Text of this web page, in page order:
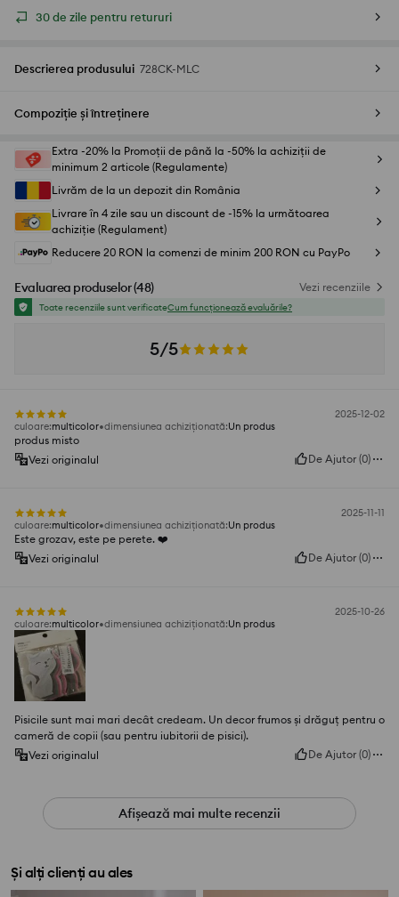
30 de zile pentru retururi
Descrierea produsului 728CK-MLC
Compoziție și întreținere
Extra -20% la Promoții de până la -50% la achiziții de
minimum 2 articole (Regulamente)
Livrăm de la un depozit din România
Livrare în 4 zile sau un discount de -15% la următoarea
achiziție (Regulament)
Reducere 20 RON la comenzi de minim 200 RON cu PayPo
Evaluarea produselor(48) Vezi recenziile
Toate recenziile sunt verificateCum funcționează evaluările?
5/5
2025-12-02
culoare:multicolor dimensiunea achiziționată:Un produs
produs misto
Vezi originalul
De Ajutor (0)
2025-11-11
culoare:multicolor dimensiunea achiziționată:Un produs
Este grozav, este pe perete. ❤️
Vezi originalul
De Ajutor (0)
2025-10-26
culoare:multicolor dimensiunea achiziționată:Un produs
Pisicile sunt mai mari decât credeam. Un decor frumos și drăguț pentru o
cameră de copii (sau pentru iubitorii de pisici).
Vezi originalul
De Ajutor (0)
Afișează mai multe recenzii
Și alți clienți au ales